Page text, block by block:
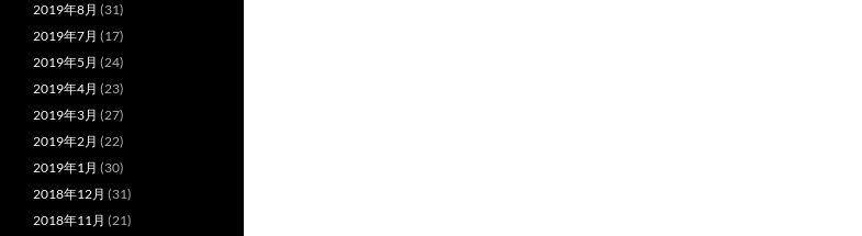
2019年8月 (31)
2019年7月 (17)
2019年5月 (24)
2019年4月 (23)
2019年3月 (27)
2019年2月 (22)
2019年1月 (30)
2018年12月 (31)
2018年11月 (21)